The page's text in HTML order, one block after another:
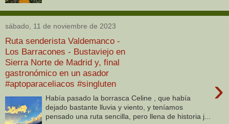
sábado, 11 de noviembre de 2023
Ruta senderista Valdemanco -
Los Barracones - Bustaviejo en
Sierra Norte de Madrid y, final
gastronómico en un asador
#aptoparaceliacos #singluten
›
Había pasado la borrasca Celine , que había
dejado bastante lluvia y viento, y teníamos
pensado una ruta sencilla, pero llena de historia j...